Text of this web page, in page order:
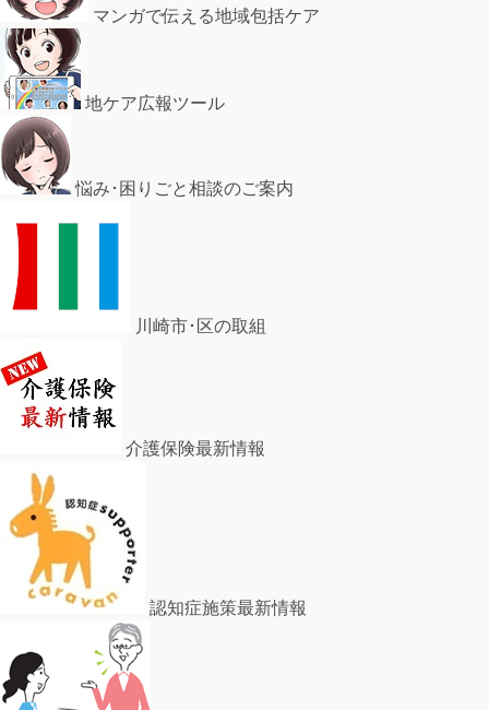
マンガで伝える地域包括ケア
地ケア広報ツール
悩み･困りごと相談のご案内
川崎市･区の取組
介護保険最新情報
認知症施策最新情報